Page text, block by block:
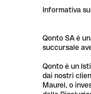
Informativa
Qonto SA é
succursale
Qonto è un
dai nostri
Maurel, o